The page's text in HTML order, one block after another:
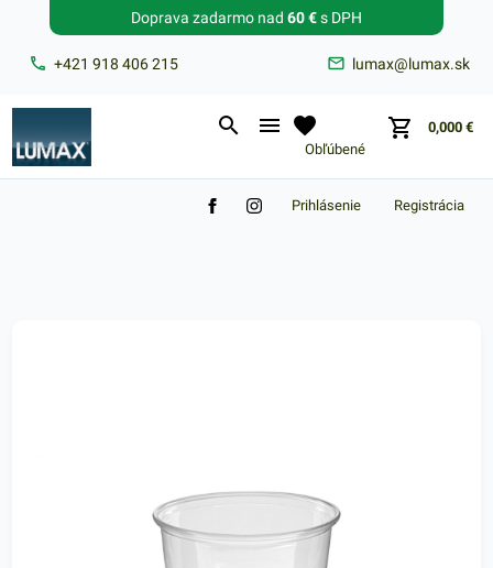
+421 918 406 215 lumax@lumax.sk
Doprava zadarmo nad 60 €s DPH
Obľúbené
0,000 €
Zabudnuté heslo?
Registrácia
Prihlásenie